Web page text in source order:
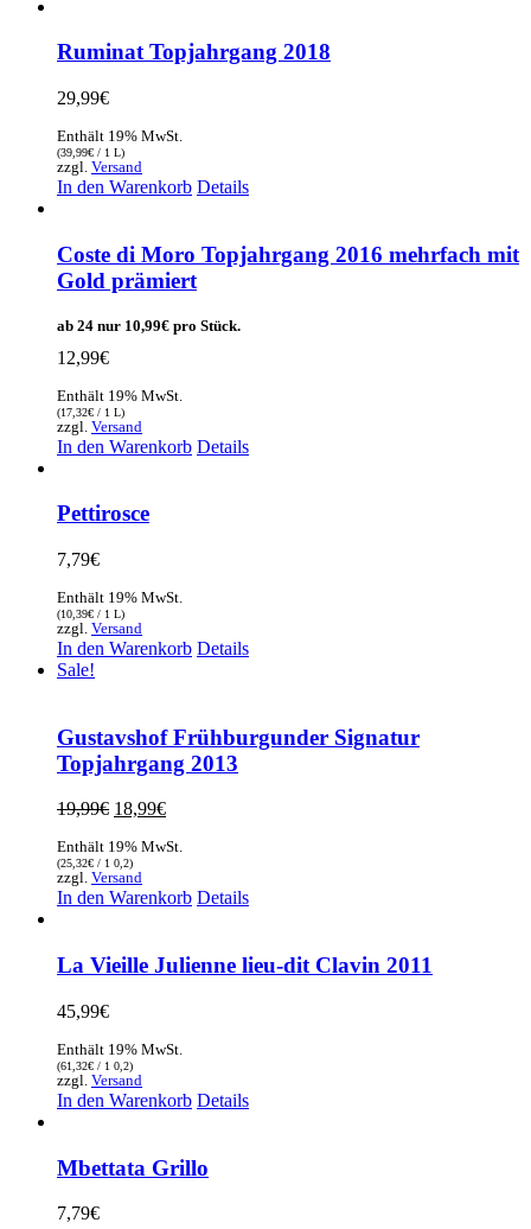
Ruminat Topjahrgang 2018
29,99€
Enthält 19% MwSt.
(39,99€ / 1 L)
zzgl. Versand
In den Warenkorb Details
Coste di Moro Topjahrgang 2016 mehrfach mit
Gold prämiert
ab 24 nur 10,99€ pro Stück.
12,99€
Enthält 19% MwSt.
(17,32€ / 1 L)
zzgl. Versand
In den Warenkorb Details
Pettirosce
7,79€
Enthält 19% MwSt.
(10,39€ / 1 L)
zzgl. Versand
In den Warenkorb Details
Sale!
Gustavshof Frühburgunder Signatur
Topjahrgang 2013
19,99€ Ursprünglicher
war:
19,99€
18,99€Aktueller
ist:
Enthält 19% MwSt.
(25,32€ / 1 0,2)
zzgl. Versand
In den Warenkorb Details
La Vieille Julienne lieu-dit Clavin 2011
45,99€
Enthält 19% MwSt.
(61,32€ / 1 0,2)
zzgl. Versand
In den Warenkorb Details
Mbettata Grillo
7,79€